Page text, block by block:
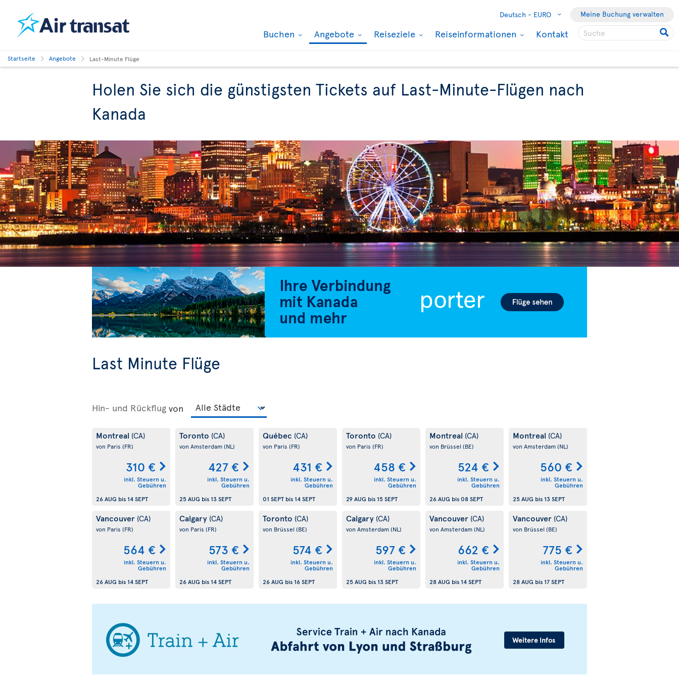
Deutsch - EURO Meine Buchung verwalten
Buchen Angebote Reiseziele Reiseinformationen Kontakt
Startseite Angebote Last-Minute Flüge
Holen Sie sich die günstigsten Tickets auf Last-Minute-Flügen nach
Kanada
Last Minute Flüge
Hin- und Rückflug von
Montreal (CA)
von Paris (FR)
310 €
inkl. Steuern u.
Gebühren
26 AUG bis 14 SEPT
Toronto (CA)
von Amsterdam(NL)
427 €
inkl. Steuern u.
Gebühren
25 AUG bis 13 SEPT
Québec (CA)
von Paris (FR)
431 €
inkl. Steuern u.
Gebühren
01 SEPTbis 14 SEPT
Toronto (CA)
von Paris (FR)
458 €
inkl. Steuern u.
Gebühren
29 AUG bis 15 SEPT
Montreal (CA)
von Brüssel (BE)
524 €
inkl. Steuern u.
Gebühren
26 AUG bis08 SEPT
Montreal (CA)
von Amsterdam(NL)
560 €
inkl. Steuern u.
Gebühren
25 AUG bis 13 SEPT
Vancouver (CA)
von Paris (FR)
564 €
inkl. Steuern u.
Gebühren
26 AUG bis 14 SEPT
Calgary (CA)
von Paris (FR)
573 €
inkl. Steuern u.
Gebühren
26 AUG bis 14 SEPT
Toronto (CA)
von Brüssel (BE)
574 €
inkl. Steuern u.
Gebühren
26 AUG bis 16 SEPT
Calgary (CA)
von Amsterdam(NL)
597 €
inkl. Steuern u.
Gebühren
25 AUG bis 13 SEPT
Vancouver (CA)
von Amsterdam(NL)
662 €
inkl. Steuern u.
Gebühren
28 AUG bis 14 SEPT
Vancouver (CA)
von Brüssel (BE)
775 €
inkl. Steuern u.
Gebühren
28 AUG bis 17 SEPT